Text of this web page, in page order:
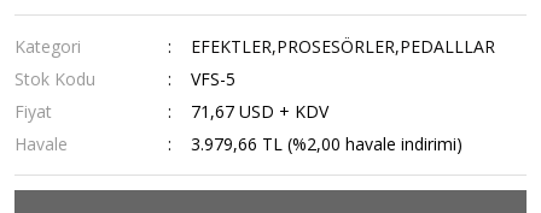
Kategori
EFEKTLER,PROSESÖRLER,PEDALLLAR
Stok Kodu
VFS-5
Fiyat
71,67 USD + KDV
Havale
3.979,66 TL (%2,00 havale indirimi)